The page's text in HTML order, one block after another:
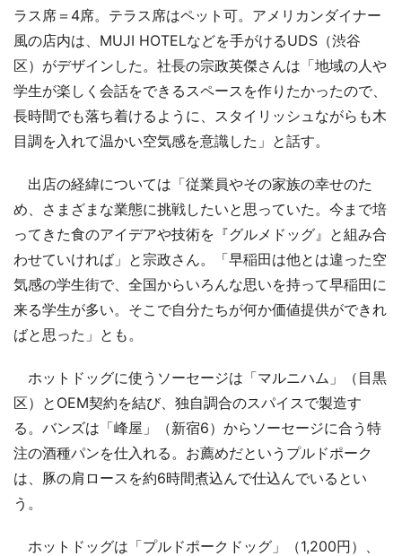
ラス席＝4席。テラス席はペット可。アメリカンダイナー
風の店内は、MUJI HOTELなどを手がけるUDS（渋谷
区）がデザインした。社長の宗政英傑さんは「地域の人や
学生が楽しく会話をできるスペースを作りたかったので、
長時間でも落ち着けるように、スタイリッシュながらも木
目調を入れて温かい空気感を意識した」と話す。
出店の経緯については「従業員やその家族の幸せのた
め、さまざまな業態に挑戦したいと思っていた。今まで培
ってきた食のアイデアや技術を『グルメドッグ』と組み合
わせていければ」と宗政さん。「早稲田は他とは違った空
気感の学生街で、全国からいろんな思いを持って早稲田に
来る学生が多い。そこで自分たちが何か価値提供ができれ
ばと思った」とも。
ホットドッグに使うソーセージは「マルニハム」（目黒
区）とOEM契約を結び、独自調合のスパイスで製造す
る。バンズは「峰屋」（新宿6）からソーセージに合う特
注の酒種パンを仕入れる。お薦めだというプルドポーク
は、豚の肩ロースを約6時間煮込んで仕込んでいるとい
う。
ホットドッグは「プルドポークドッグ」（1,200円）、